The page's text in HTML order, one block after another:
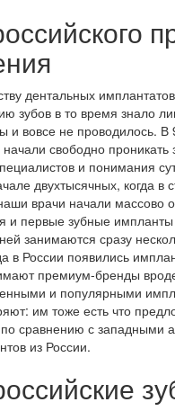
дентальных
зубов в то время знало
и вовсе не проводилось. В
свободно
и понимания
двухтысячных, когда в
врачи начали массово
и первые зубные
занимаются сразу
России появились
премиум-бренды
и популярными
им тоже есть что
сравнению с
из России.